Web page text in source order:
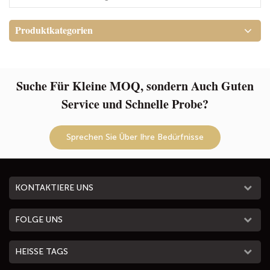
Produktkategorien
Suche Für Kleine MOQ, sondern Auch Guten
Service und Schnelle Probe?
Sprechen Sie Über Ihre Bedürfnisse
KONTAKTIERE UNS
FOLGE UNS
HEISSE TAGS